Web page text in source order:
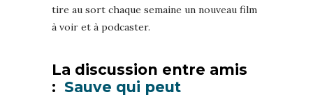
tire au sort chaque semaine un nouveau film
à voir et à podcaster.
La discussion entre amis
: Sauve qui peut